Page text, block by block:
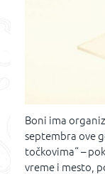
Boni ima
septembra ove
točkovima“ –
vreme i mesto,